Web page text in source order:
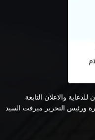
والاعلان التابعة
ورئيس التحرير ميرفت السيد